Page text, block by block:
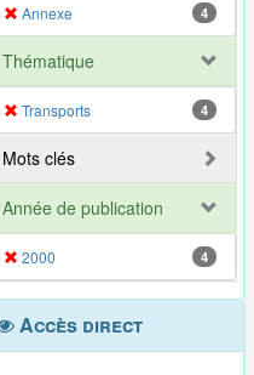
Annexe 4
Thématique
Transports 4
Mots clés
Année de publication
2000 4
Accès direct